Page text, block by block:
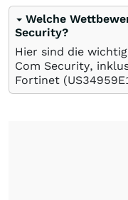
Welche
Security?
Hier sind die
Com Security,
Fortinet